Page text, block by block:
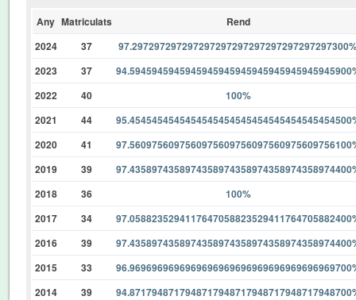
Any Matriculats
Rend
2024
37
2023
37
2022
40
100%
2021
44
2020
41
2019
39
2018
36
100%
2017
34
2016
39
2015
33
2014
39